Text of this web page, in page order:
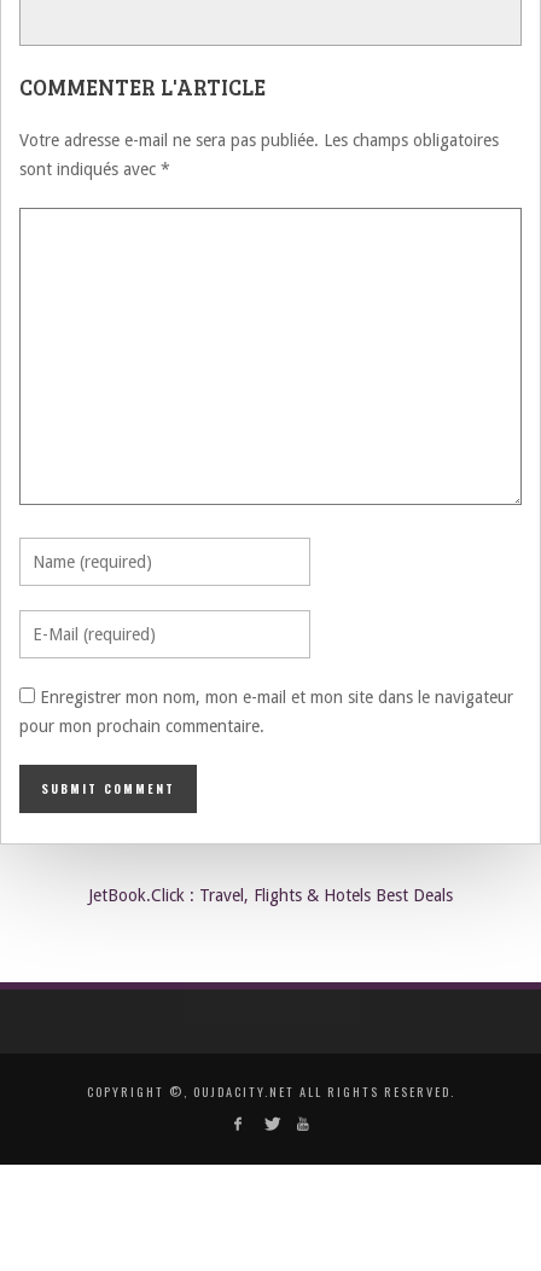
COMMENTER L'ARTICLE
Votre adresse e-mail ne sera pas publiée. Les champs obligatoires
sont indiqués avec *
Enregistrer mon nom, mon e-mail et mon site dans le navigateur
pour mon prochain commentaire.
JetBook.Click : Travel, Flights & Hotels Best Deals
COPYRIGHT ©, OUJDACITY.NET ALL RIGHTS RESERVED.